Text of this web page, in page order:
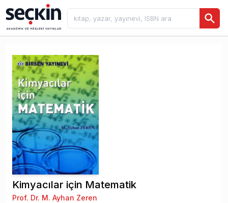
Kimyacılar için Matematik
Prof. Dr. M. Ayhan Zeren